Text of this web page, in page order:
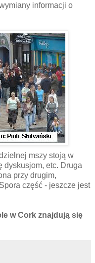
informacji o
mszy stoją w
dyskusjom, etc. Druga
przy drugim,
część - jeszcze jest
w Cork znajdują się